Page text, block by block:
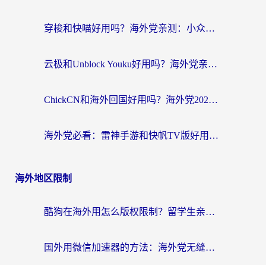
穿梭和快喵好用吗？海外党亲测：小众加速器对比+番茄加速器深度体验
云极和Unblock Youku好用吗？海外党亲测+2026回国加速器避坑指南
ChickCN和海外回国好用吗？海外党2026亲测：从手游到影音，选对加速器的3个关键
海外党必看：雷神手游和快帆TV版好用吗？3步选对回国加速器不踩坑
海外地区限制
酷狗在海外用怎么版权限制？留学生亲测：3步解决听国内音乐难题
国外用微信加速器的方法：海外党无缝连接国内生活的实用指南